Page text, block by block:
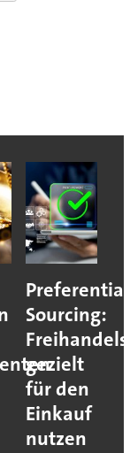
Preferential
Sourcing:
gezielt
für den
Einkauf
nutzen